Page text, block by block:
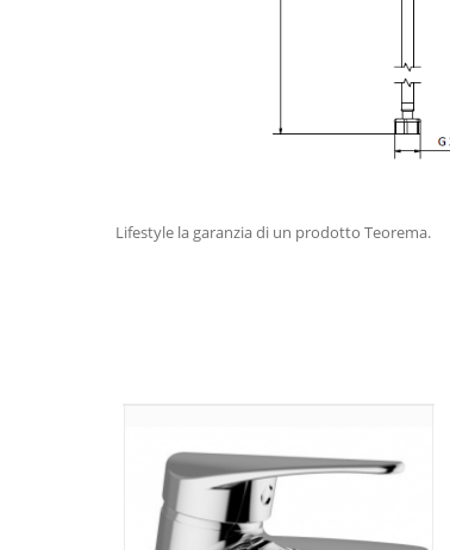
Lifestyle la garanzia di un prodotto Teorema.